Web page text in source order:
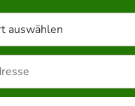
auswählen